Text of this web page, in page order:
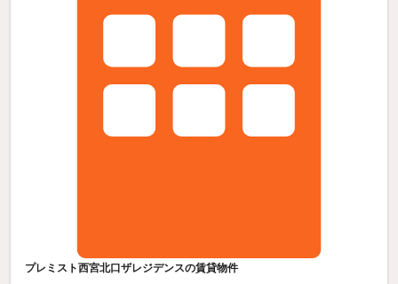
プレミスト西宮北口ザレジデンスの賃貸物件